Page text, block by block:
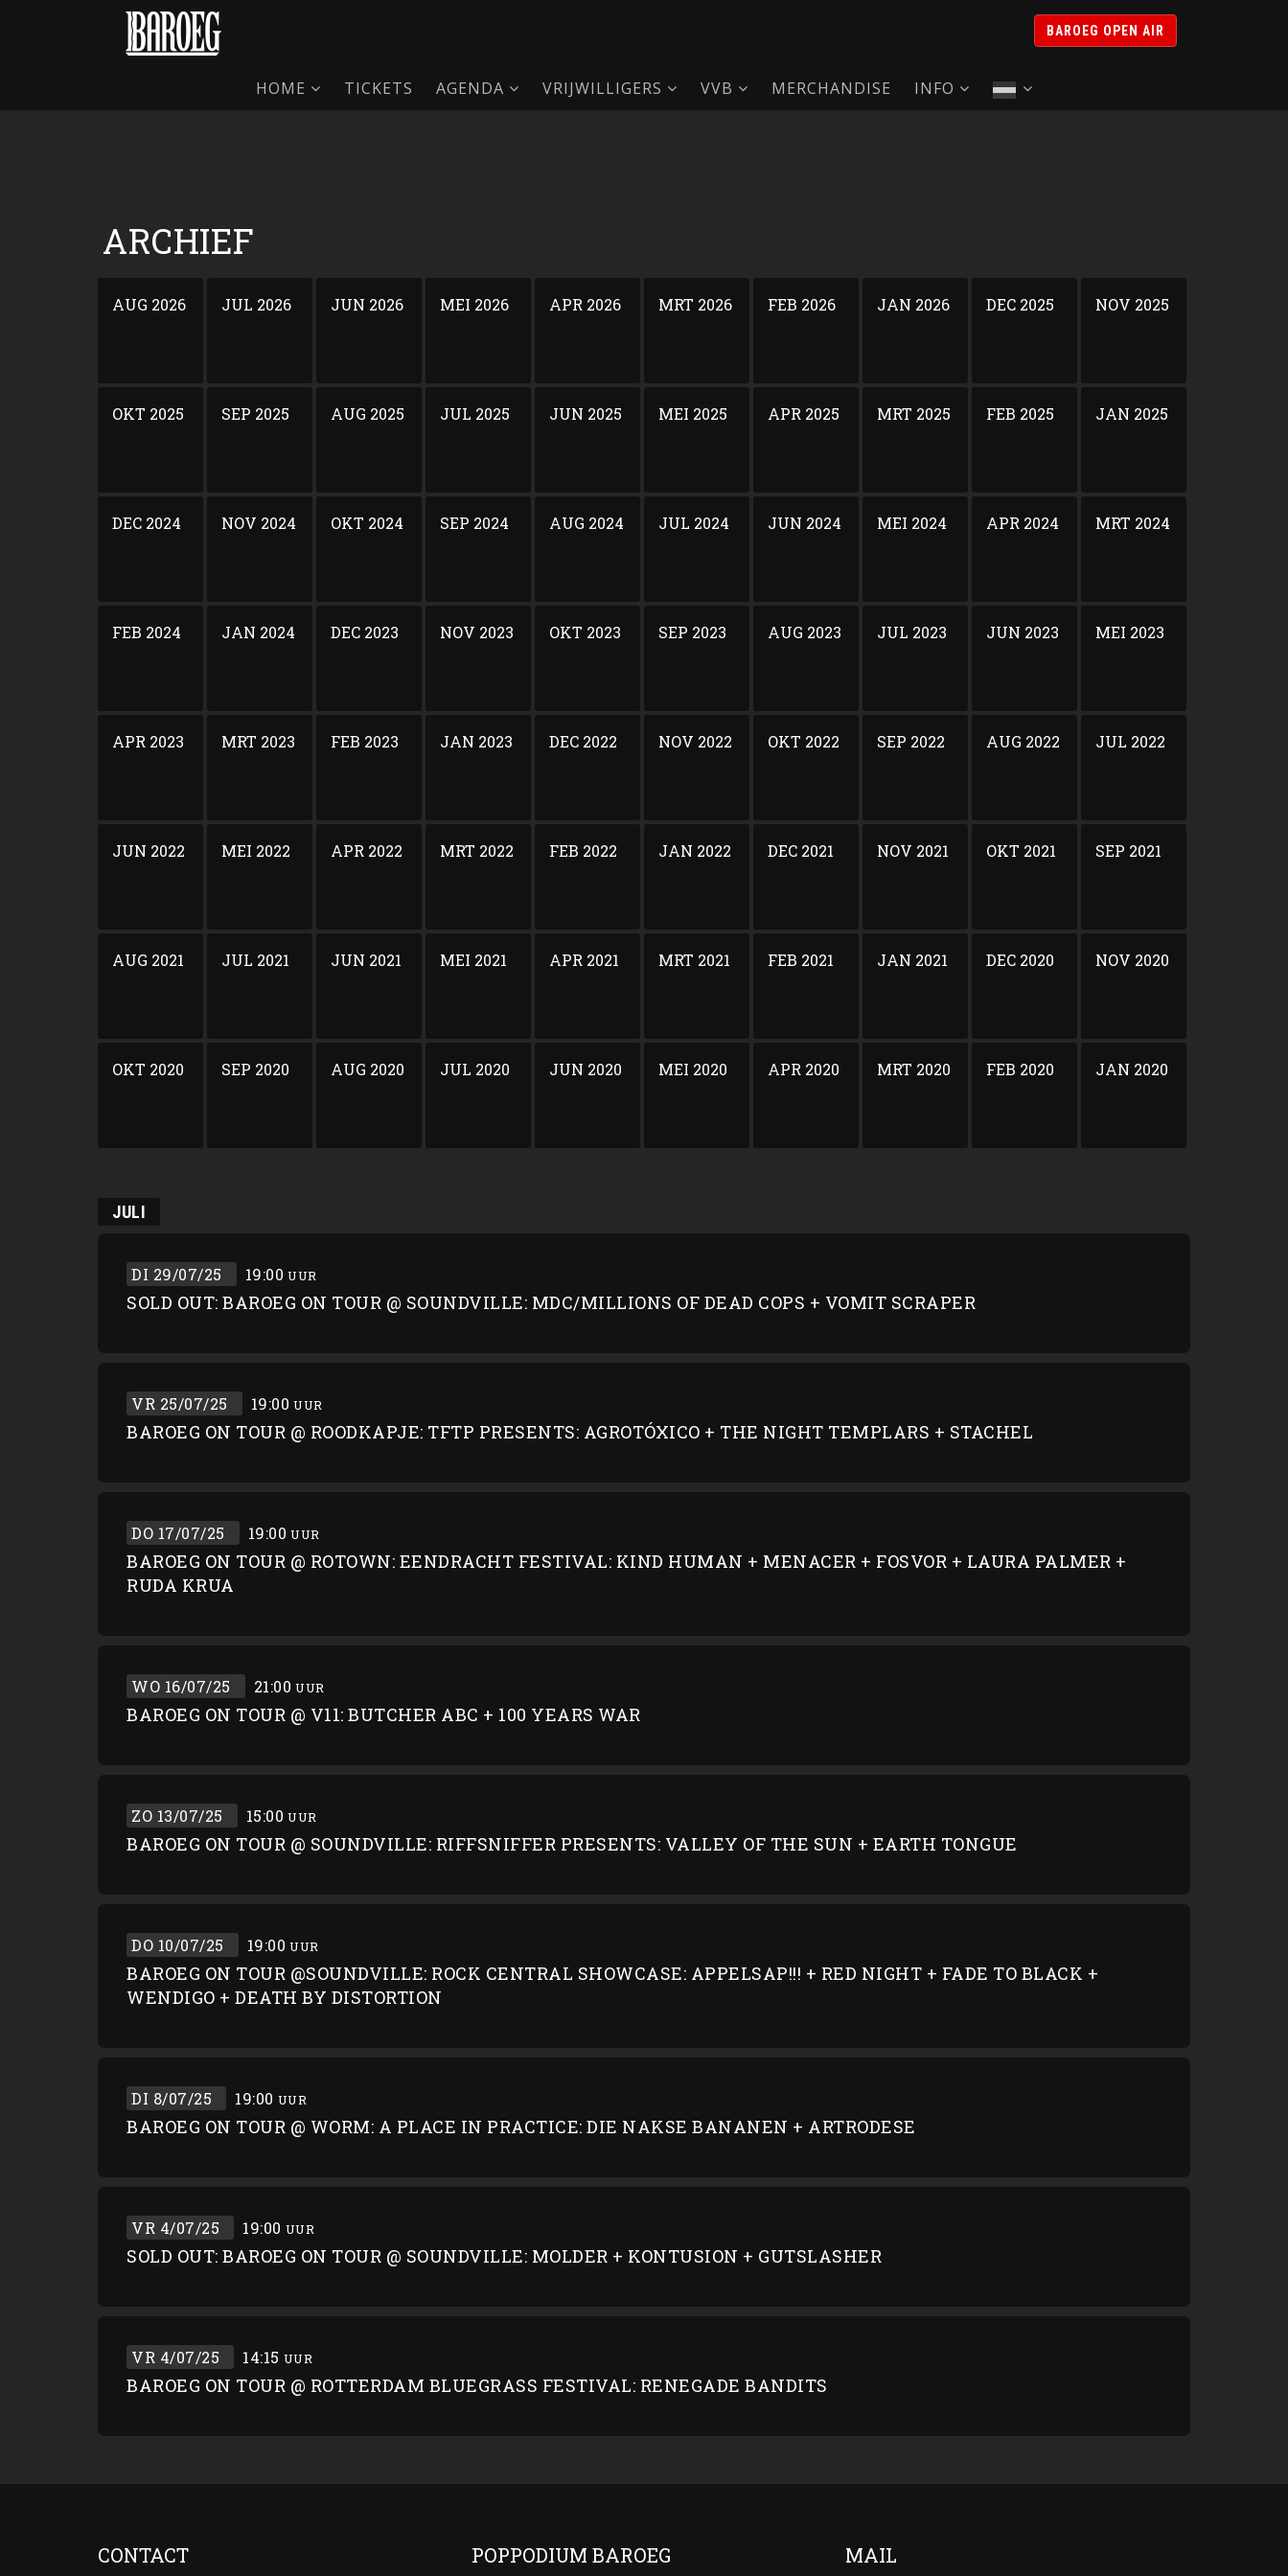
BAROEG OPEN AIR
HOME TICKETS AGENDA VRIJWILLIGERS VVB MERCHANDISE INFO
ARCHIEF
AUG 2026 JUL 2026 JUN 2026 MEI 2026 APR 2026 MRT 2026 FEB 2026 JAN 2026 DEC 2025 NOV 2025
OKT 2025 SEP 2025 AUG 2025 JUL 2025 JUN 2025 MEI 2025 APR 2025 MRT 2025 FEB 2025 JAN 2025
DEC 2024 NOV 2024 OKT 2024 SEP 2024 AUG 2024 JUL 2024 JUN 2024 MEI 2024 APR 2024 MRT 2024
FEB 2024 JAN 2024 DEC 2023 NOV 2023 OKT 2023 SEP 2023 AUG 2023 JUL 2023 JUN 2023 MEI 2023
APR 2023 MRT 2023 FEB 2023 JAN 2023 DEC 2022 NOV 2022 OKT 2022 SEP 2022 AUG 2022 JUL 2022
JUN 2022 MEI 2022 APR 2022 MRT 2022 FEB 2022 JAN 2022 DEC 2021 NOV 2021 OKT 2021 SEP 2021
AUG 2021 JUL 2021 JUN 2021 MEI 2021 APR 2021 MRT 2021 FEB 2021 JAN 2021 DEC 2020 NOV 2020
OKT 2020 SEP 2020 AUG 2020 JUL 2020 JUN 2020 MEI 2020 APR 2020 MRT 2020 FEB 2020 JAN 2020
JULI
DI 29/07/25 19:00 UUR
SOLD OUT: BAROEG ON TOUR @ SOUNDVILLE: MDC/MILLIONS OF DEAD COPS + VOMIT SCRAPER
VR 25/07/25 19:00 UUR
BAROEG ON TOUR @ ROODKAPJE: TFTP PRESENTS: AGROTÓXICO + THE NIGHT TEMPLARS + STACHEL
DO 17/07/25 19:00 UUR
BAROEG ON TOUR @ ROTOWN: EENDRACHT FESTIVAL: KIND HUMAN + MENACER + FOSVOR + LAURA PALMER +
RUDA KRUA
WO 16/07/25 21:00 UUR
BAROEG ON TOUR @ V11: BUTCHER ABC + 100 YEARS WAR
ZO 13/07/25 15:00 UUR
BAROEG ON TOUR @ SOUNDVILLE: RIFFSNIFFER PRESENTS: VALLEY OF THE SUN + EARTH TONGUE
DO 10/07/25 19:00 UUR
BAROEG ON TOUR @SOUNDVILLE: ROCK CENTRAL SHOWCASE: APPELSAP!!! + RED NIGHT + FADE TO BLACK +
WENDIGO + DEATH BY DISTORTION
DI 8/07/25 19:00 UUR
BAROEG ON TOUR @ WORM: A PLACE IN PRACTICE: DIE NAKSE BANANEN + ARTRODESE
VR 4/07/25 19:00 UUR
SOLD OUT: BAROEG ON TOUR @ SOUNDVILLE: MOLDER + KONTUSION + GUTSLASHER
VR 4/07/25 14:15 UUR
BAROEG ON TOUR @ ROTTERDAM BLUEGRASS FESTIVAL: RENEGADE BANDITS
CONTACT POPPODIUM BAROEG MAIL